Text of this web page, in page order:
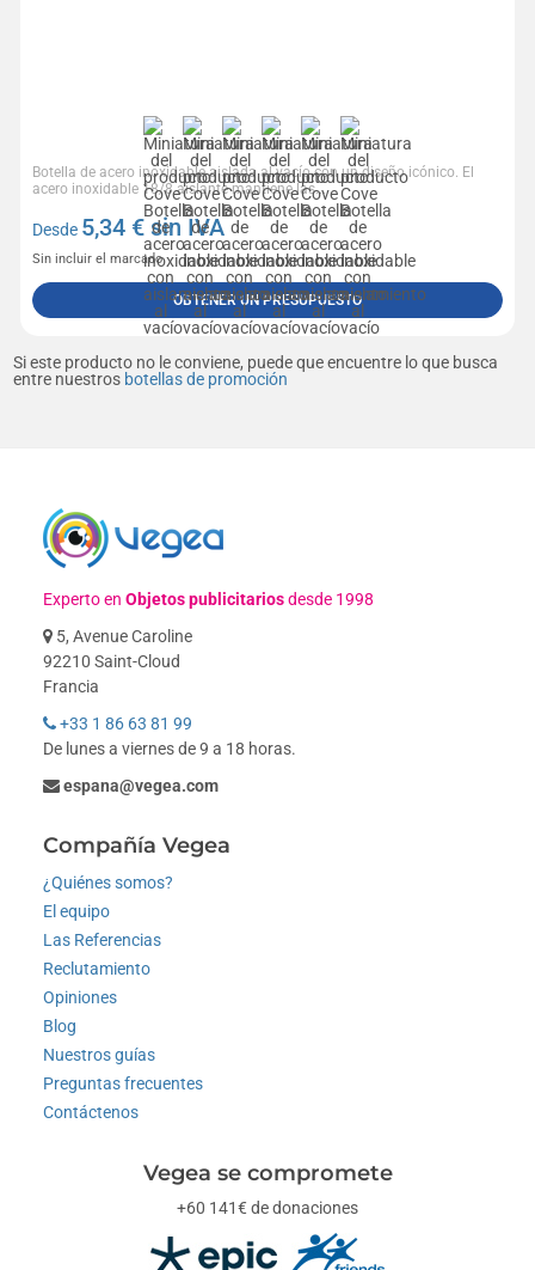
Botella de acero inoxidable aislada al vacío con un diseño icónico. El
acero inoxidable 18/8 aislante mantiene las...
Desde 5,34 € sin IVA
Sin incluir el marcado
OBTENER UN PRESUPUESTO
Si este producto no le conviene, puede que encuentre lo que busca
entre nuestros botellas de promoción
Experto enObjetos publicitariosdesde 1998
5, Avenue Caroline
92210 Saint-Cloud
Francia
+33 1 86 63 81 99
De lunes a viernes de 9 a 18 horas.
espana@vegea.com
Compañía Vegea
¿Quiénes somos?
El equipo
Las Referencias
Reclutamiento
Opiniones
Blog
Nuestros guías
Preguntas frecuentes
Contáctenos
Vegea se compromete
+60 141€ de donaciones